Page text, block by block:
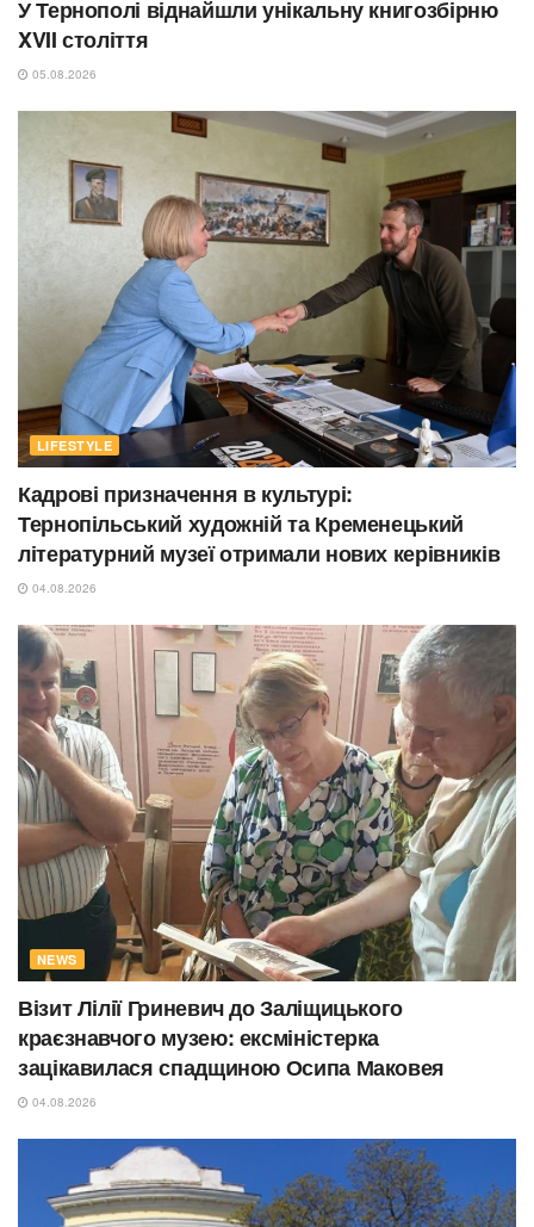
У Тернополі віднайшли унікальну книгозбірню
XVII століття
05.08.2026
LIFESTYLE
Кадрові призначення в культурі:
Тернопільський художній та Кременецький
літературний музеї отримали нових керівників
04.08.2026
NEWS
Візит Лілії Гриневич до Заліщицького
краєзнавчого музею: ексміністерка
зацікавилася спадщиною Осипа Маковея
04.08.2026